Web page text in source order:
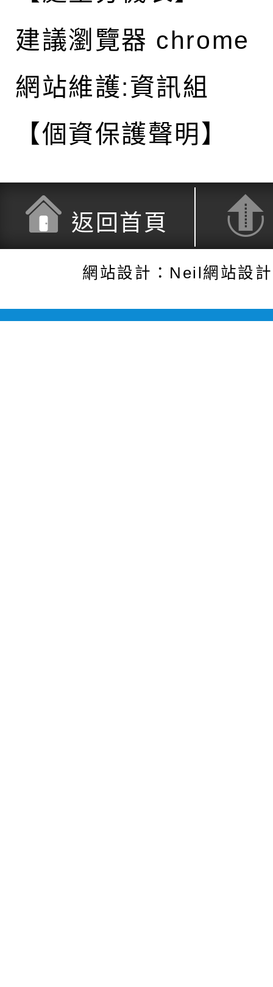
建議瀏覽器 chrome
網站維護:資訊組
【個資保護聲明】
返回首頁
網站設計：Neil網站設